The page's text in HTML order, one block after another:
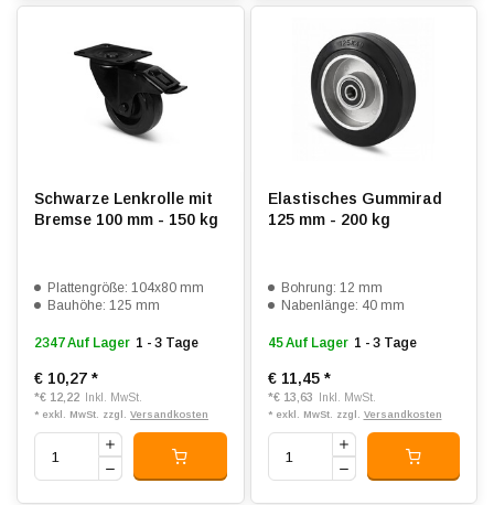
Schwarze Lenkrolle mit
Bremse 100 mm - 150 kg
Plattengröße: 104x80 mm
Bauhöhe: 125 mm
2347 Auf Lager 1 - 3 Tage
€ 10,27 *
*€ 12,22 Inkl. MwSt.
* exkl. MwSt. zzgl. Versandkosten
Elastisches Gummirad
125 mm - 200 kg
Bohrung: 12 mm
Nabenlänge: 40 mm
45 Auf Lager 1 - 3 Tage
€ 11,45 *
*€ 13,63 Inkl. MwSt.
* exkl. MwSt. zzgl. Versandkosten